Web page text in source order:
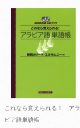
これなら覚えられる！ アラ
ビア語単語帳